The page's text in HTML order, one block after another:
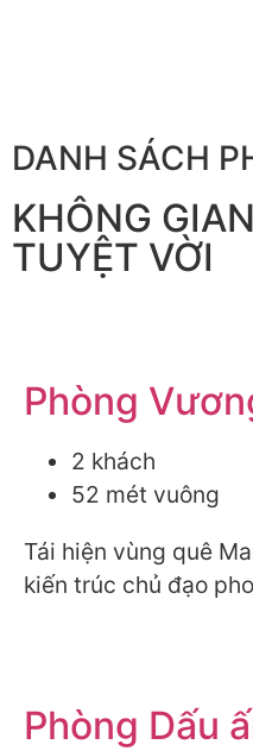
DANH SÁCH
KHÔNG
TUYỆT VỜI
Phòng
2 khách
52 mét vuông
Tái hiện vùng quê
kiến trúc chủ đạo
Phòng Dấu